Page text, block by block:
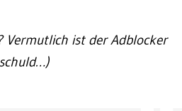
Vermutlich ist der Adblocker
schuld…)